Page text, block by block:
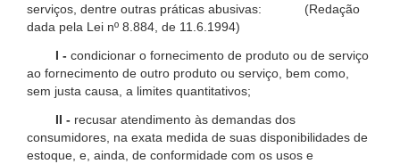
serviços, dentre outras práticas abusivas: (Redação
dada pela Lei nº 8.884, de 11.6.1994)
I - condicionar o fornecimento de produto ou de serviço
ao fornecimento de outro produto ou serviço, bem como,
sem justa causa, a limites quantitativos;
II - recusar atendimento às demandas dos
consumidores, na exata medida de suas disponibilidades de
estoque, e, ainda, de conformidade com os usos e